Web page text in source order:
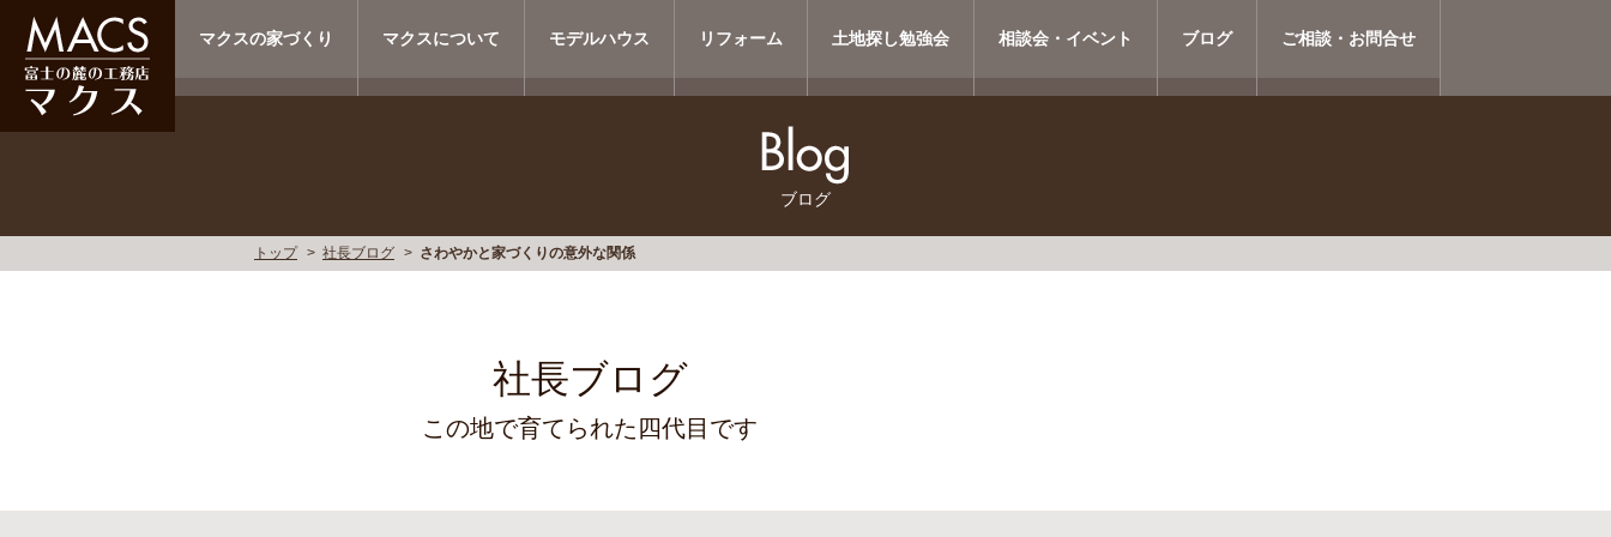
マクスの家づくり マクスについて モデルハウス リフォーム 土地探し勉強会 相談会・イベント ブログ ご相談・お問合せ
ブログ
トップ 社長ブログ さわやかと家づくりの意外な関係
社長ブログ
この地で育てられた四代目です